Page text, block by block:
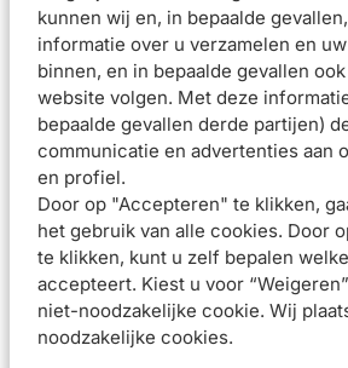
kunnen wij en, in bepaalde
informatie over u verzamelen en
binnen, en in bepaalde gevallen
website volgen. Met deze
bepaalde gevallen derde partijen)
communicatie en advertenties aan
en profiel.
Door op "Accepteren" te klikken,
het gebruik van alle cookies. Door
te klikken, kunt u zelf bepalen
accepteert. Kiest u voor
niet-noodzakelijke cookie. Wij
noodzakelijke cookies.
Annelies • 2 APR. 2026
Beoordeling:
Helaas voor mij geen goede koop. De
voor mijn huidtype, waardoor ik juist
ontstekingen krijg. Dit was me niet
omschrijving op de site, omdat het
pigment en vlekjes/onzuiverheden.
goed product zou zijn om echt
gaan.
RonK • 30 OKT. 2025